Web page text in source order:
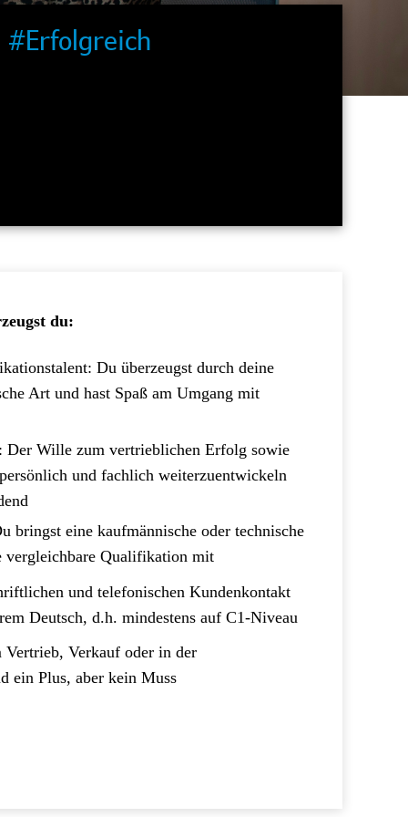
#Erfolgreich
du:
Du überzeugst durch deine
Art und hast Spaß am Umgang mit
Der Wille zum vertrieblichen Erfolg sowie
und fachlich weiterzuentwickeln
bringst eine kaufmännische oder technische
vergleichbare Qualifikation mit
und telefonischen Kundenkontakt
Deutsch, d.h. mindestens auf C1-Niveau
Vertrieb, Verkauf oder in der
ein Plus, aber kein Muss